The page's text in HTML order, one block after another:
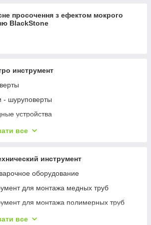
деревини
склад ґрунту
ґрунту
ґрунту
просочення з ефектом мокрого
BlackStone
инструмент
- шуруповерты
устройства
электроинструментов
гвоздозабивные и скобозабивные
все
инструмент
оборудование
для монтажа медных труб
для монтажа полимерных труб
для монтажа стальных труб
все